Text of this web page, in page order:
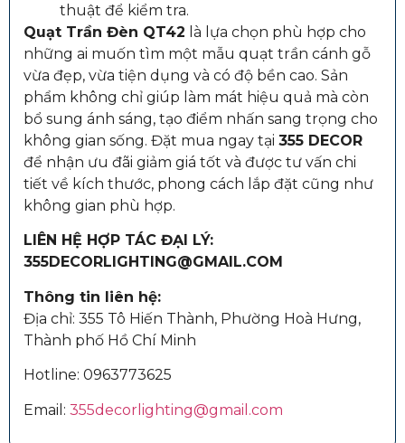
thuật để kiểm tra.
Quạt Trần Đèn QT42 là lựa chọn phù hợp cho
những ai muốn tìm một mẫu quạt trần cánh gỗ
vừa đẹp, vừa tiện dụng và có độ bền cao. Sản
phẩm không chỉ giúp làm mát hiệu quả mà còn
bổ sung ánh sáng, tạo điểm nhấn sang trọng cho
không gian sống. Đặt mua ngay tại 355 DECOR
để nhận ưu đãi giảm giá tốt và được tư vấn chi
tiết về kích thước, phong cách lắp đặt cũng như
không gian phù hợp.
LIÊN HỆ HỢP TÁC ĐẠI LÝ:
355DECORLIGHTING@GMAIL.COM
Thông tin liên hệ:
Địa chỉ: 355 Tô Hiến Thành, Phường Hoà Hưng,
Thành phố Hồ Chí Minh
Hotline: 0963773625
Email: 355decorlighting@gmail.com